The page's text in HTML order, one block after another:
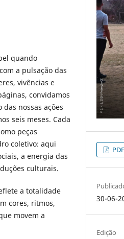
quando
a pulsação das
vivências e
convidamos
nossas ações
seis meses. Cada
peças
coletivo: aqui
a energia das
culturais.
a totalidade
cores, ritmos,
movem a
PDF
30-06-
Edição